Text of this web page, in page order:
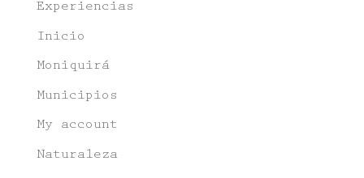
Experiencias
Inicio
Moniquirá
Municipios
My account
Naturaleza